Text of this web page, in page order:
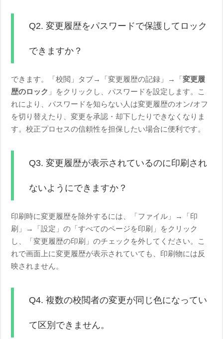
Q2. 変更履歴をパスワードで保護してロック
できますか？
できます。「校閲」タブ→「変更履歴の記録」→「変更履
歴のロック 」をクリックし、パスワードを設定します。こ
れにより、パスワードを知らない人は変更履歴のオン/オフ
を切り替えたり、変更を承認・却下したりできなくなりま
す。校正プロセスの信頼性を担保したい場合に便利です。
Q3. 変更履歴が表示されているのに印刷され
ないようにできますか？
印刷時に変更履歴を除外するには、「ファイル」→「印
刷」→「設定」の「すべてのページを印刷」をクリック
し、「変更履歴の印刷」のチェックを外してください。こ
れで画面上に変更履歴が表示されていても、印刷物には反
映されません。
Q4. 複数の校閲者の変更が同じ色になってい
て区別できません。